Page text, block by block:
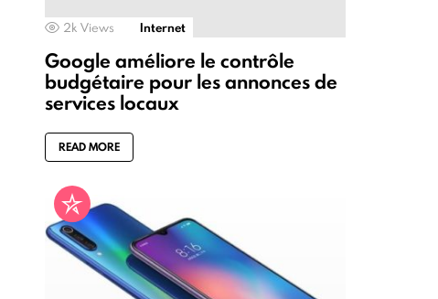
2k Views Internet
Google améliore le contrôle
budgétaire pour les annonces de
services locaux
READ MORE